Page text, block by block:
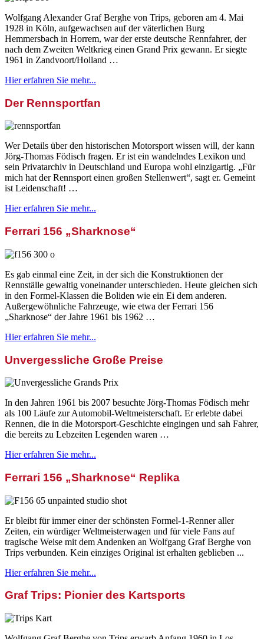
Wolfgang Alexander Graf Berghe von Trips, geboren am 4. Mai
1928 in Köln, aufgewachsen auf der väterlichen Burg
Hemmersbach in Horrem, war der erste deutsche Rennfahrer, der
nach dem Zweiten Weltkrieg einen Grand Prix gewann. Er siegte
1961 in Zandvoort/Holland …
Hier erfahren Sie mehr...
Der Rennsportfan
Wer Details über den historischen Motorsport wissen will, der kann
Jörg-Thomas Födisch fragen. Er ist ein wandelndes Lexikon und
sein Privatarchiv in Deutschland und Europa wohl einzigartig. „Für
mich hat der Rennsport einen großen Stellenwert“, sagt er. Gemeint
ist Leidenschaft! …
Hier erfahren Sie mehr...
Ferrari 156 „Sharknose“
Es gab einmal eine Zeit, in der sich die Konstruktionen der
Rennställe gewaltig voneinander unterschieden. Heute gleichen sich
in den Formel-Klassen die Boliden wie ein Ei dem anderen.
Außergewöhnliche Fahrzeuge, wie etwa der Ferrari 156
„Sharknose“ der Jahre 1961 bis 1962 …
Hier erfahren Sie mehr...
Unvergessliche Große Preise
In den Jahren 1961 bis 2007 besuchte Jörg-Thomas Födisch mehr
als 100 Läufe zur Automobil-Weltmeisterschaft. Er erlebte dabei
Rennen, die in die Motorsport-Geschichte eingingen und sah Fahrer,
die bereits zu Lebzeiten Legenden waren …
Hier erfahren Sie mehr...
Ferrari 156 „Sharknose“ Replika
Er bleibt für immer einer der schönsten Formel-1-Renner aller
Zeiten, ein würdiger Weltmeisterwagen und für viele Fans auf
tragische Weise mit dem Andenken an Wolfgang Graf Berghe von
Trips verbunden. Kein einziges Original ist erhalten geblieben ...
Hier erfahren Sie mehr...
Graf Trips: Pionier des Kartsports